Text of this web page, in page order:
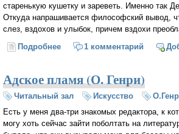
старенькую кушетку и зареветь. Именно так
Откуда напрашивается философский вывод,
слез, вздохов и улыбок, причем вздохи
Подробнее о Дары волхвов (О.Генри)
1 комментарий
Адское пламя (О. Генри)
Читальный зал Искусство
Есть у меня два-три знакомых редактора, к
могу хоть сейчас зайти поболтать на